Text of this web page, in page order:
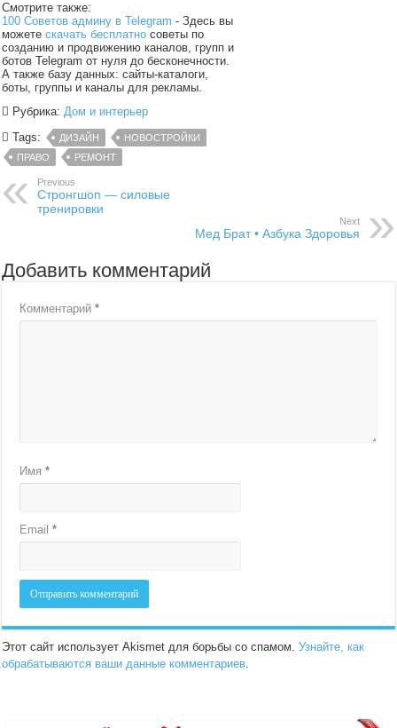
Смотрите также:
100 Советов админу в Telegram - Здесь вы
можетескачать бесплатно советы по
созданию и продвижению каналов, групп и
ботов Telegram от нуля до бесконечности.
А также базу данных: сайты-каталоги,
боты, группы и каналы для рекламы.
Рубрика:Дом и интерьер
Tags:
ДИЗАЙН
НОВОСТРОЙКИ
ПРАВО
РЕМОНТ
Previous
Стронгшоп — силовые
тренировки
Next
Мед Брат • Азбука Здоровья
Добавить комментарий
Комментарий*
Имя*
Email*
Этот сайт использует Akismet для борьбы со спамом.Узнайте, как
обрабатываются ваши данные комментариев.